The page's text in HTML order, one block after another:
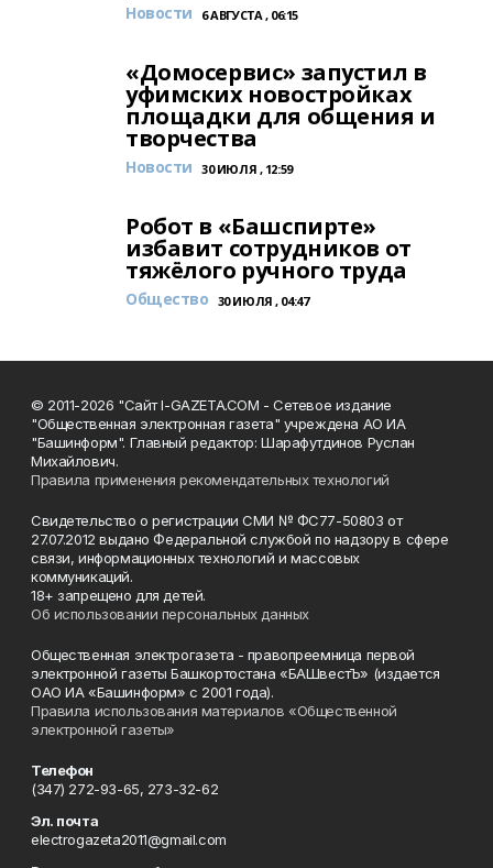
Новости 6 АВГУСТА , 06:15
«Домосервис» запустил в
уфимских новостройках
площадки для общения и
творчества
Новости 30 ИЮЛЯ , 12:59
Робот в «Башспирте»
избавит сотрудников от
тяжёлого ручного труда
Общество 30 ИЮЛЯ , 04:47
© 2011-2026 "Сайт I-GAZETA.COM - Сетевое издание
"Общественная электронная газета" учреждена АО ИА
"Башинформ". Главный редактор: Шарафутдинов Руслан
Михайлович.
Правила применения рекомендательных технологий
Свидетельство о регистрации СМИ № ФС77-50803 от
27.07.2012 выдано Федеральной службой по надзору в сфере
связи, информационных технологий и массовых
коммуникаций.
18+ запрещено для детей.
Об использовании персональных данных
Общественная электрогазета - правопреемница первой
электронной газеты Башкортостана «БАШвестЪ» (издается
ОАО ИА «Башинформ» с 2001 года).
Правила использования материалов «Общественной
электронной газеты»
Телефон
(347) 272-93-65, 273-32-62
Эл. почта
electrogazeta2011@gmail.com